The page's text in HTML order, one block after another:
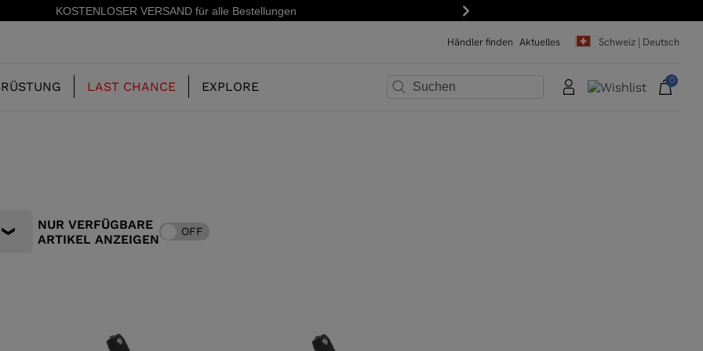
KOSTENLOSER VERSAND für alle Bestellungen Weiter
Händler finden Aktuelles Schweiz | Deutsch
SKIS-ALL MOUNTAIN SKISCHUHE-FREERIDE
LAST CHANCE EXPLORE 0
NUR VERFÜGBARE
ARTIKEL ANZEIGEN
OFF